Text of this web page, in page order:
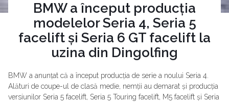
BMW a început producția
modelelor Seria 4, Seria 5
facelift și Seria 6 GT facelift la
uzina din Dingolfing
BMW a anunțat că a început producția de serie a noului Seria 4.
Alături de coupe-ul de clasă medie, nemții au demarat și producția
versiunilor Seria 5 facelift, Seria 5 Touring facelift, M5 facelift și Seria